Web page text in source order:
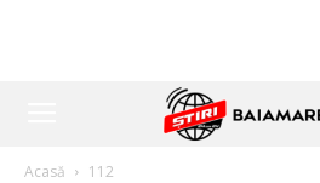
Acasă 112